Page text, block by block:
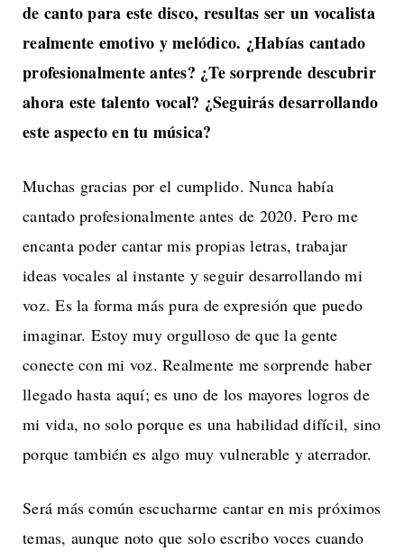
de canto para este disco, resultas ser un vocalista
realmente emotivo y melódico. ¿Habías cantado
profesionalmente antes? ¿Te sorprende descubrir
ahora este talento vocal? ¿Seguirás desarrollando
este aspecto en tu música?
Muchas gracias por el cumplido. Nunca había
cantado profesionalmente antes de 2020. Pero me
encanta poder cantar mis propias letras, trabajar
ideas vocales al instante y seguir desarrollando mi
voz. Es la forma más pura de expresión que puedo
imaginar. Estoy muy orgulloso de que la gente
conecte con mi voz. Realmente me sorprende haber
llegado hasta aquí; es uno de los mayores logros de
mi vida, no solo porque es una habilidad difícil, sino
porque también es algo muy vulnerable y aterrador.
Será más común escucharme cantar en mis próximos
temas, aunque noto que solo escribo voces cuando